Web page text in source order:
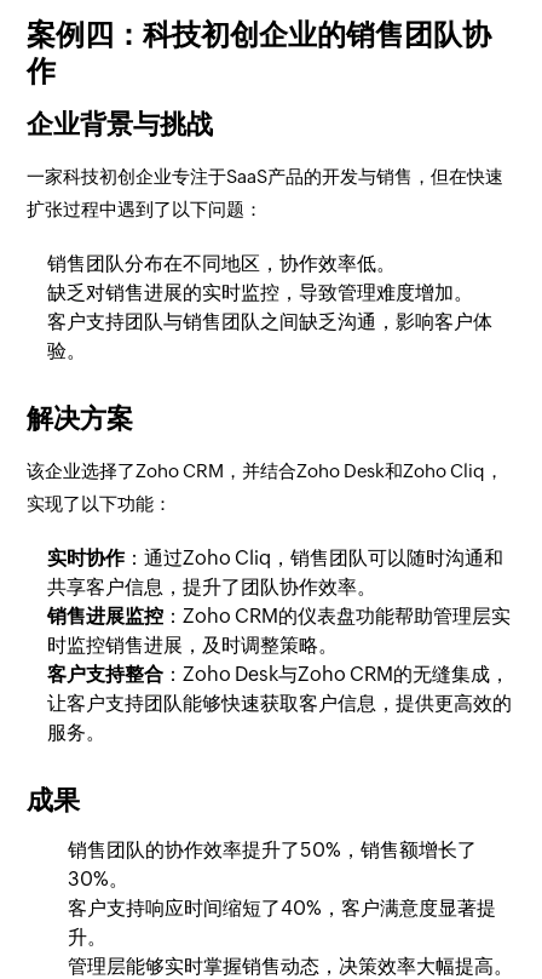
案例四：科技初创企业的销售团队协
作
企业背景与挑战
一家科技初创企业专注于SaaS产品的开发与销售，但在快速
扩张过程中遇到了以下问题：
销售团队分布在不同地区，协作效率低。
缺乏对销售进展的实时监控，导致管理难度增加。
客户支持团队与销售团队之间缺乏沟通，影响客户体
验。
解决方案
该企业选择了Zoho CRM，并结合Zoho Desk和Zoho Cliq，
实现了以下功能：
实时协作：通过Zoho Cliq，销售团队可以随时沟通和
共享客户信息，提升了团队协作效率。
销售进展监控 ：Zoho CRM的仪表盘功能帮助管理层实
时监控销售进展，及时调整策略。
客户支持整合 ：Zoho Desk与Zoho CRM的无缝集成，
让客户支持团队能够快速获取客户信息，提供更高效的
服务。
成果
销售团队的协作效率提升了50%，销售额增长了
30%。
客户支持响应时间缩短了40%，客户满意度显著提
升。
管理层能够实时掌握销售动态，决策效率大幅提高。